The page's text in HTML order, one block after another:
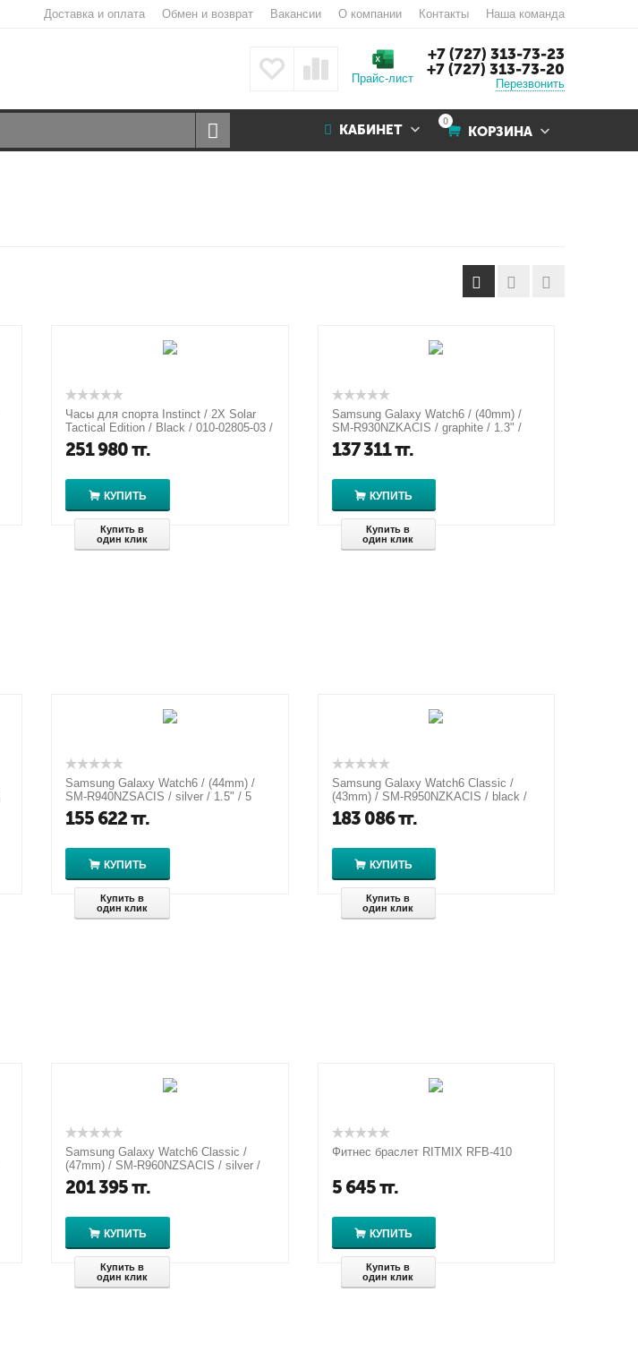
Доставка и оплата Обмен и возврат Вакансии О компании Контакты Наша команда
+7 (727) 313-73-23
+7 (727) 313-73-20
Перезвонить
Прайс-лист
0
КОРЗИНА
КАБИНЕТ
Часы для спорта Instinct / 2X Solar
Tactical Edition / Black / 010-02805-03 /
Bluetooth
251 980тг.
КУПИТЬ
Купить в
один клик
Samsung Galaxy Watch6 / (40mm) /
SM-R930NZKACIS / graphite / 1.3" /
40мм / 5 ATM
137 311тг.
КУПИТЬ
Купить в
один клик
Samsung Galaxy Watch6 / (44mm) /
SM-R940NZSACIS / silver / 1.5" / 5
ATM
155 622тг.
КУПИТЬ
Купить в
один клик
Samsung Galaxy Watch6 Classic /
(43mm) / SM-R950NZKACIS / black /
1.3" / 5 ATM
183 086тг.
КУПИТЬ
Купить в
один клик
Samsung Galaxy Watch6 Classic /
(47mm) / SM-R960NZSACIS / silver /
1.5" / 5 ATM
201 395тг.
КУПИТЬ
Купить в
один клик
Фитнес браслет RITMIX RFB-410
5 645тг.
КУПИТЬ
Купить в
один клик